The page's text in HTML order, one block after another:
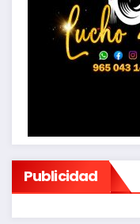
Publicidad